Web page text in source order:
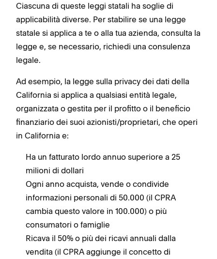
Ciascuna di queste leggi statali ha soglie di
applicabilità diverse. Per stabilire se una legge
statale si applica a te o alla tua azienda, consulta la
legge e, se necessario, richiedi una consulenza
legale.
Ad esempio, la legge sulla privacy dei dati della
California si applica a qualsiasi entità legale,
organizzata o gestita per il profitto o il beneficio
finanziario dei suoi azionisti/proprietari, che operi
in California e:
Ha un fatturato lordo annuo superiore a 25
milioni di dollari
Ogni anno acquista, vende o condivide
informazioni personali di 50.000 (il CPRA
cambia questo valore in 100.000) o più
consumatori o famiglie
Ricava il 50% o più dei ricavi annuali dalla
vendita (il CPRA aggiunge il concetto di